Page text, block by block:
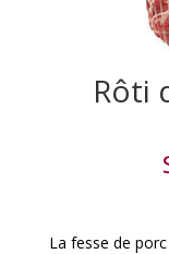
Rôti
La fesse de